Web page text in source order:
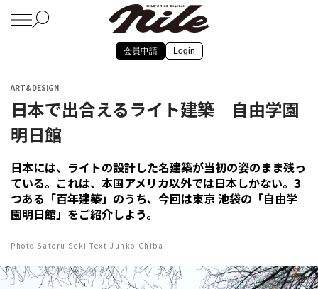
会員申請 Login
ART&DESIGN
日本で出合えるライト建築 自由学園
明日館
日本には、ライトの設計した名建築が当初の姿のまま残っ
ている。これは、本国アメリカ以外では日本しかない。3
つある「百年建築」のうち、今回は東京 池袋の「自由学
園明日館」をご紹介しよう。
Photo Satoru Seki Text Junko Chiba